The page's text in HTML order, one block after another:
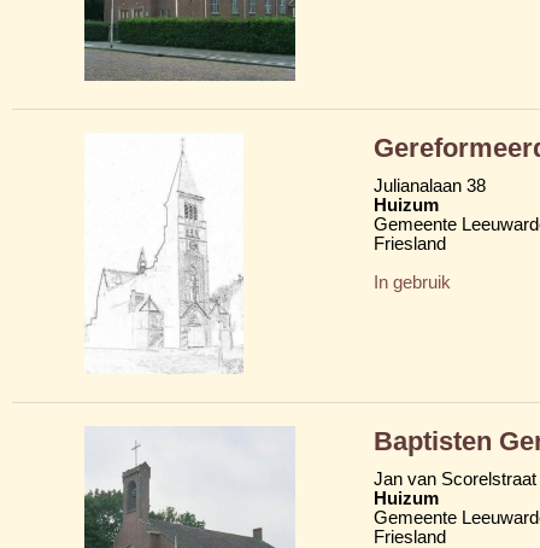
Julianalaan 38
Huizum
Gemeente
Friesland
In gebruik
Baptisten
Jan van Scorelstraat
Huizum
Gemeente
Friesland